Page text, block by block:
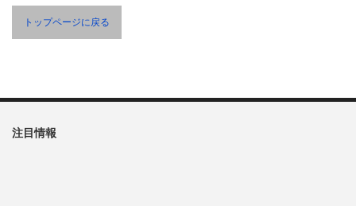
トップページに戻る
注目情報